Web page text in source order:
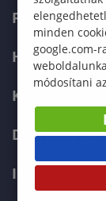
KÉPZÉSEK
DOKTORI
minden
google.com-
módosítani